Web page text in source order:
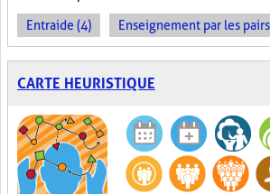
Entraide (4) Enseignement par les
CARTE HEURISTIQUE